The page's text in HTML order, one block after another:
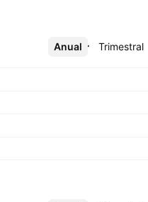
Anual Trimestral
Más